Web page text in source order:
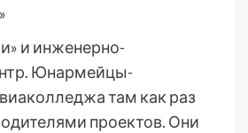
и инженерно-
Юнармейцы-
там как раз
проектов. Они